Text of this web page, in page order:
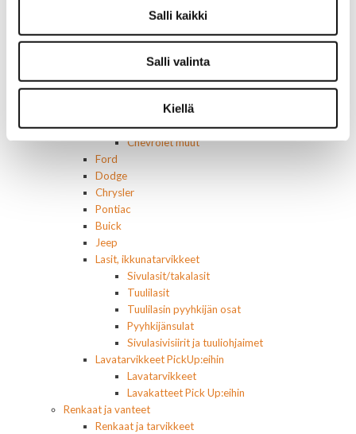
Salli kaikki
Salli valinta
Kiellä
Van 1997-
Pick upp 2000-2007
Pick upp 2008-
Suburban 2000-2006
Tahoe 2000-2007
Corvette
Chevrolet muut
Ford
Dodge
Chrysler
Pontiac
Buick
Jeep
Lasit, ikkunatarvikkeet
Sivulasit/takalasit
Tuulilasit
Tuulilasin pyyhkijän osat
Pyyhkijänsulat
Sivulasivisiirit ja tuuliohjaimet
Lavatarvikkeet PickUp:eihin
Lavatarvikkeet
Lavakatteet Pick Up:eihin
Renkaat ja vanteet
Renkaat ja tarvikkeet